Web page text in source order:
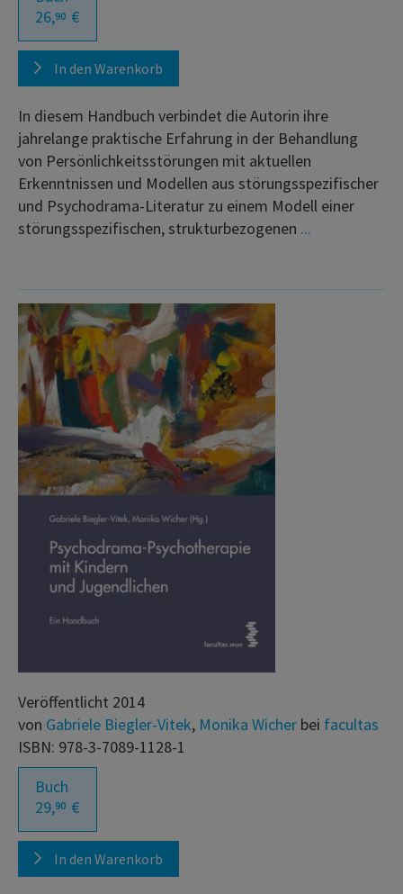
26,90 €
In den Warenkorb
In diesem Handbuch verbindet die Autorin ihre
jahrelange praktische Erfahrung in der Behandlung
von Persönlichkeitsstörungen mit aktuellen
Erkenntnissen und Modellen aus störungsspezifischer
und Psychodrama-Literatur zu einem Modell einer
störungsspezifischen, strukturbezogenen ...
Veröffentlicht 2014
von Gabriele Biegler-Vitek, Monika Wicher bei facultas
ISBN: 978-3-7089-1128-1
Buch
29,90 €
In den Warenkorb